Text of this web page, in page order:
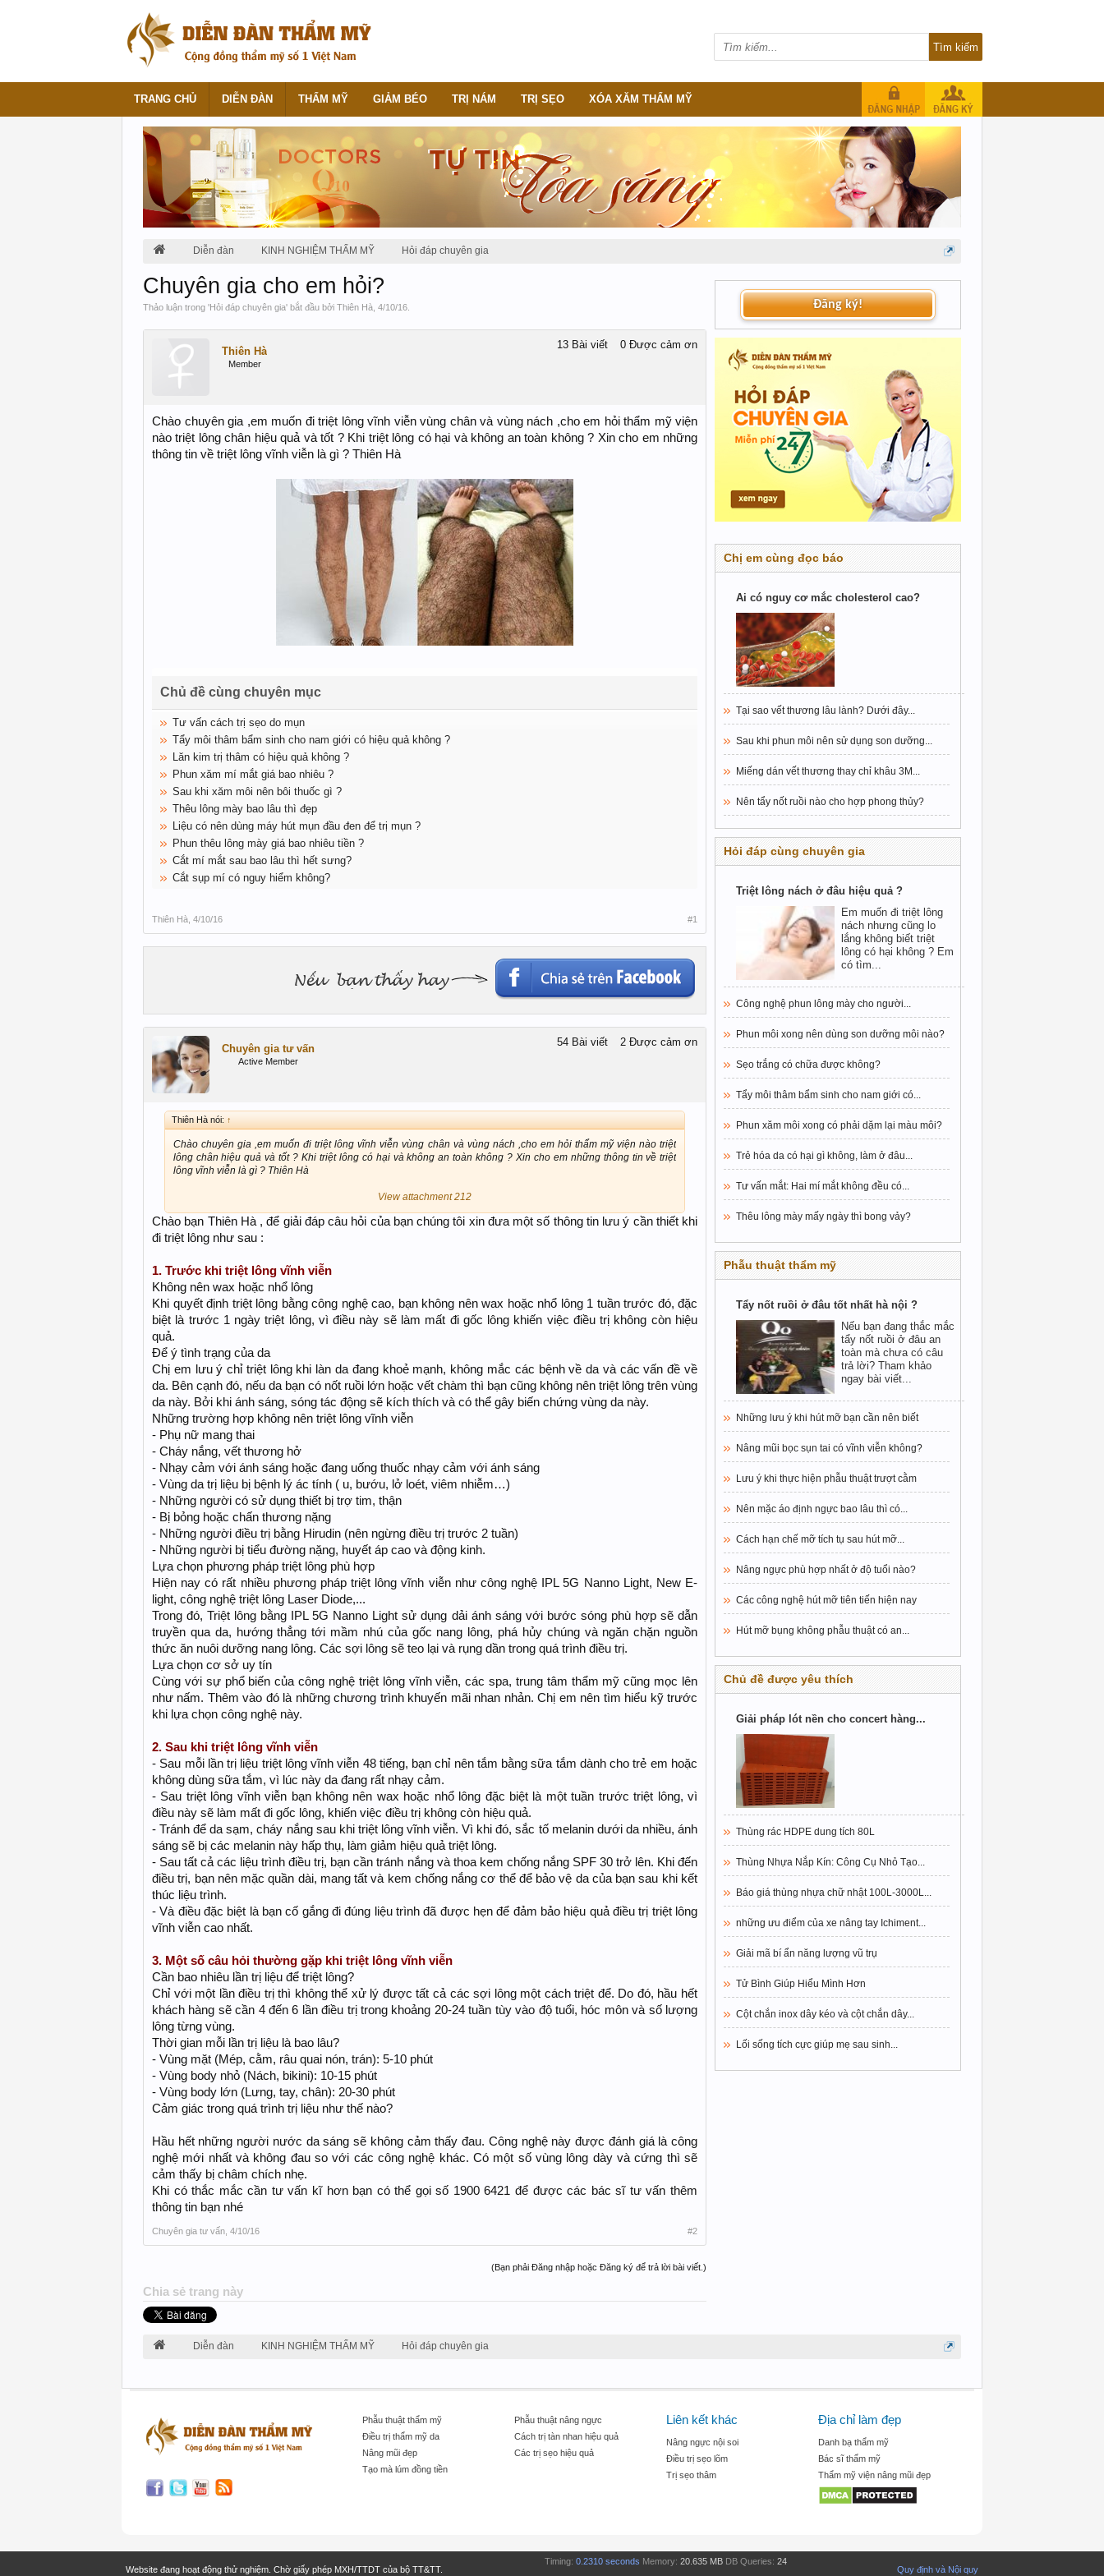
Diễn đàn KINH NGHIỆM THẨM MỸ Hỏi đáp chuyên gia
Chuyên gia cho em hỏi?
Thảo luận trong 'Hỏi đáp chuyên gia' bắt đầu bởi Thiên Hà 4/10/16
Thiên Hà
Member
13 Bài viết 0 Được cảm ơn
Chào chuyên gia ,em muốn đi triệt lông vĩnh viễn vùng chân và vùng nách ,cho em hỏi thẩm mỹ viện
nào triệt lông chân hiệu quả và tốt ? Khi triệt lông có hại và không an toàn không ? Xin cho em những
thông tin về triệt lông vĩnh viễn là gì ? Thiên Hà
Chủ đề cùng chuyên mục
Tư vấn cách trị sẹo do mụn
Tẩy môi thâm bẩm sinh cho nam giới có hiệu quả không ?
Lăn kim trị thâm có hiệu quả không ?
Phun xăm mí mắt giá bao nhiêu ?
Sau khi xăm môi nên bôi thuốc gì ?
Thêu lông mày bao lâu thì đẹp
Liệu có nên dùng máy hút mụn đầu đen để trị mụn ?
Phun thêu lông mày giá bao nhiêu tiền ?
Cắt mí mắt sau bao lâu thì hết sưng?
Cắt sụp mí có nguy hiểm không?
Thiên Hà 4/10/16 #1
Chuyên gia tư vấn
Active Member
54 Bài viết 2 Được cảm ơn
Thiên Hà nói: ↑
Chào chuyên gia ,em muốn đi triệt lông vĩnh viễn vùng chân và vùng nách ,cho em hỏi thẩm mỹ viện nào triệt
lông chân hiệu quả và tốt ? Khi triệt lông có hại và không an toàn không ? Xin cho em những thông tin về triệt
lông vĩnh viễn là gì ? Thiên Hà
View attachment 212
Chào bạn Thiên Hà , để giải đáp câu hỏi của bạn chúng tôi xin đưa một số thông tin lưu ý cần thiết khi
đi triệt lông như sau :
1. Trước khi triệt lông vĩnh viễn
Không nên wax hoặc nhổ lông
Khi quyết định triệt lông bằng công nghệ cao, bạn không nên wax hoặc nhổ lông 1 tuần trước đó, đặc
biệt là trước 1 ngày triệt lông, vì điều này sẽ làm mất đi gốc lông khiến việc điều trị không còn hiệu
quả.
Để ý tình trạng của da
Chị em lưu ý chỉ triệt lông khi làn da đang khoẻ mạnh, không mắc các bệnh về da và các vấn đề về
da. Bên cạnh đó, nếu da bạn có nốt ruồi lớn hoặc vết chàm thì bạn cũng không nên triệt lông trên vùng
da này. Bởi khi ánh sáng, sóng tác động sẽ kích thích và có thể gây biến chứng vùng da này.
Những trường hợp không nên triệt lông vĩnh viễn
- Phụ nữ mang thai
- Cháy nắng, vết thương hở
- Nhạy cảm với ánh sáng hoặc đang uống thuốc nhạy cảm với ánh sáng
- Vùng da trị liệu bị bệnh lý ác tính ( u, bướu, lở loét, viêm nhiễm…)
- Những người có sử dụng thiết bị trợ tim, thận
- Bị bỏng hoặc chấn thương nặng
- Những người điều trị bằng Hirudin (nên ngừng điều trị trước 2 tuần)
- Những người bị tiểu đường nặng, huyết áp cao và động kinh.
Lựa chọn phương pháp triệt lông phù hợp
Hiện nay có rất nhiều phương pháp triệt lông vĩnh viễn như công nghệ IPL 5G Nanno Light, New E-
light, công nghệ triệt lông Laser Diode,...
Trong đó, Triệt lông bằng IPL 5G Nanno Light sử dụng dải ánh sáng với bước sóng phù hợp sẽ dẫn
truyền qua da, hướng thẳng tới mầm nhú của gốc nang lông, phá hủy chúng và ngăn chặn nguồn
thức ăn nuôi dưỡng nang lông. Các sợi lông sẽ teo lại và rụng dần trong quá trình điều trị.
Lựa chọn cơ sở uy tín
Cùng với sự phổ biến của công nghệ triệt lông vĩnh viễn, các spa, trung tâm thẩm mỹ cũng mọc lên
như nấm. Thêm vào đó là những chương trình khuyến mãi nhan nhản. Chị em nên tìm hiểu kỹ trước
khi lựa chọn công nghệ này.
2. Sau khi triệt lông vĩnh viễn
- Sau mỗi lần trị liệu triệt lông vĩnh viễn 48 tiếng, bạn chỉ nên tắm bằng sữa tắm dành cho trẻ em hoặc
không dùng sữa tắm, vì lúc này da đang rất nhạy cảm.
- Sau triệt lông vĩnh viễn bạn không nên wax hoặc nhổ lông đặc biệt là một tuần trước triệt lông, vì
điều này sẽ làm mất đi gốc lông, khiến việc điều trị không còn hiệu quả.
- Tránh để da sạm, cháy nắng sau khi triệt lông vĩnh viễn. Vì khi đó, sắc tố melanin dưới da nhiều, ánh
sáng sẽ bị các melanin này hấp thụ, làm giảm hiệu quả triệt lông.
- Sau tất cả các liệu trình điều trị, bạn cần tránh nắng và thoa kem chống nắng SPF 30 trở lên. Khi đến
điều trị, bạn nên mặc quần dài, mang tất và kem chống nắng cơ thể để bảo vệ da của bạn sau khi kết
thúc liệu trình.
- Và điều đặc biệt là bạn cố gắng đi đúng liệu trình đã được hẹn để đảm bảo hiệu quả điều trị triệt lông
vĩnh viễn cao nhất.
3. Một số câu hỏi thường gặp khi triệt lông vĩnh viễn
Cần bao nhiêu lần trị liệu để triệt lông?
Chỉ với một lần điều trị thì không thể xử lý được tất cả các sợi lông một cách triệt để. Do đó, hầu hết
khách hàng sẽ cần 4 đến 6 lần điều trị trong khoảng 20-24 tuần tùy vào độ tuổi, hóc môn và số lượng
lông từng vùng.
Thời gian mỗi lần trị liệu là bao lâu?
- Vùng mặt (Mép, cằm, râu quai nón, trán): 5-10 phút
- Vùng body nhỏ (Nách, bikini): 10-15 phút
- Vùng body lớn (Lưng, tay, chân): 20-30 phút
Cảm giác trong quá trình trị liệu như thế nào?
Hầu hết những người nước da sáng sẽ không cảm thấy đau. Công nghệ này được đánh giá là công
nghệ mới nhất và không đau so với các công nghệ khác. Có một số vùng lông dày và cứng thì sẽ
cảm thấy bị châm chích nhẹ.
Khi có thắc mắc cần tư vấn kĩ hơn bạn có thể gọi số 1900 6421 để được các bác sĩ tư vấn thêm
thông tin bạn nhé
Chuyên gia tư vấn 4/10/16 #2
(Bạn phải Đăng nhập hoặc Đăng ký để trả lời bài viết.)
Chia sẻ trang này
Đăng ký!
Chị em cùng đọc báo
Ai có nguy cơ mắc cholesterol cao?
Tại sao vết thương lâu lành? Dưới đây...
Sau khi phun môi nên sử dụng son dưỡng...
Miếng dán vết thương thay chỉ khâu 3M...
Nên tẩy nốt ruồi nào cho hợp phong thủy?
Hỏi đáp cùng chuyên gia
Triệt lông nách ở đâu hiệu quả ?
Em muốn đi triệt lông
nách nhưng cũng lo
lắng không biết triệt
lông có hại không ? Em
có tìm...
Công nghệ phun lông mày cho người...
Phun môi xong nên dùng son dưỡng môi nào?
Sẹo trắng có chữa được không?
Tẩy môi thâm bẩm sinh cho nam giới có...
Phun xăm môi xong có phải dặm lại màu môi?
Trẻ hóa da có hại gì không, làm ở đâu...
Tư vấn mắt: Hai mí mắt không đều có...
Thêu lông mày mấy ngày thì bong vảy?
Phẫu thuật thẩm mỹ
Tẩy nốt ruồi ở đâu tốt nhất hà nội ?
Nếu bạn đang thắc mắc
tẩy nốt ruồi ở đâu an
toàn mà chưa có câu
trả lời? Tham khảo
ngay bài viết...
Những lưu ý khi hút mỡ bạn cần nên biết
Nâng mũi bọc sụn tai có vĩnh viễn không?
Lưu ý khi thực hiện phẫu thuật trượt cằm
Nên mặc áo định ngực bao lâu thì có...
Cách hạn chế mỡ tích tụ sau hút mỡ...
Nâng ngực phù hợp nhất ở độ tuổi nào?
Các công nghệ hút mỡ tiên tiến hiện nay
Hút mỡ bụng không phẫu thuật có an...
Chủ đề được yêu thích
Giải pháp lót nền cho concert hàng...
Thùng rác HDPE dung tích 80L
Thùng Nhựa Nắp Kín: Công Cụ Nhỏ Tạo...
Báo giá thùng nhựa chữ nhật 100L-3000L...
những ưu điểm của xe nâng tay Ichiment...
Giải mã bí ẩn năng lượng vũ trụ
Tử Bình Giúp Hiểu Mình Hơn
Cột chắn inox dây kéo và cột chắn dây...
Lối sống tích cực giúp mẹ sau sinh...
Diễn đàn KINH NGHIỆM THẨM MỸ Hỏi đáp chuyên gia
TRANG CHỦ DIỄN ĐÀN THẨM MỸ GIẢM BÉO TRỊ NÁM TRỊ SẸO XÓA XĂM THẨM MỸ
Phẫu thuật thẩm mỹ
Điều trị thẩm mỹ da
Nâng mũi đẹp
Tạo mà lúm đồng tiền
Phẫu thuật nâng ngực
Cách trị tàn nhan hiệu quả
Các trị sẹo hiệu quả
Liên kết khác
Nâng ngực nội soi
Điều trị sẹo lõm
Trị sẹo thâm
Địa chỉ làm đẹp
Danh bạ thẩm mỹ
Bác sĩ thẩm mỹ
Thẩm mỹ viện nâng mũi đẹp
Quy định và Nội quy
Website đang hoạt động thử nghiệm. Chờ giấy phép MXH/TTDT của bộ TT&TT.
Timing: 0.2310 seconds Memory: 20.635 MB DB Queries: 24